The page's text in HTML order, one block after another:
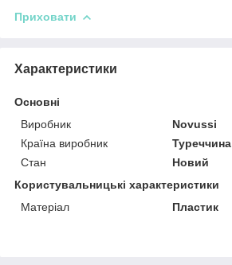
Приховати
Характеристики
Основні
Виробник
Novussi
Країна виробник
Туреччина
Стан
Новий
Користувальницькі характеристики
Матеріал
Пластик